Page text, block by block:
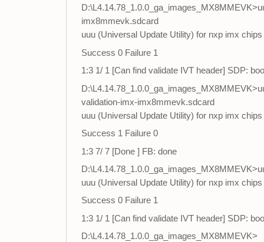
imx8mmevk.sdcard
uuu (Universal Update Utility) for nxp imx
Success 0 Failure 1
1:3 1/ 1 [Can find validate IVT header] SDP:
validation-imx-imx8mmevk.sdcard
uuu (Universal Update Utility) for nxp imx
Success 1 Failure 0
1:3 7/ 7 [Done ] FB: done
uuu (Universal Update Utility) for nxp imx
Success 0 Failure 1
1:3 1/ 1 [Can find validate IVT header] SDP:
D:\L4.14.78_1.0.0_ga_images_MX8MMEVK>